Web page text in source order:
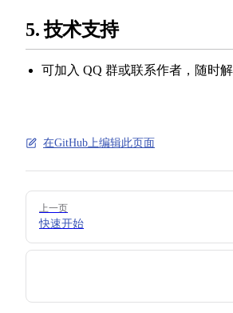
5. 技术支持
可加入 QQ 群或联系作者，随时
在GitHub上编辑此页面
Pager
上一页
快速开始